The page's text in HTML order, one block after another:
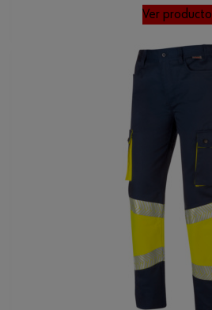
Ver producto